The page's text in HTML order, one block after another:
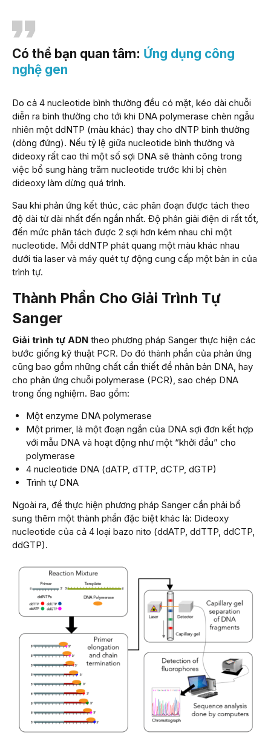
Có thể bạn quan tâm: Ứng dụng công
nghệ gen
Do cả 4 nucleotide bình thường đều có mặt, kéo dài chuỗi
diễn ra bình thường cho tới khi DNA polymerase chèn ngẫu
nhiên một ddNTP (màu khác) thay cho dNTP bình thường
(dòng đứng). Nếu tỷ lệ giữa nucleotide bình thường và
dideoxy rất cao thì một số sợi DNA sẽ thành công trong
việc bổ sung hàng trăm nucleotide trước khi bị chèn
dideoxy làm dừng quá trình.
Sau khi phản ứng kết thúc, các phân đoạn được tách theo
độ dài từ dài nhất đến ngắn nhất. Độ phân giải điện di rất tốt,
đến mức phân tách được 2 sợi hơn kém nhau chỉ một
nucleotide. Mỗi ddNTP phát quang một màu khác nhau
dưới tia laser và máy quét tự động cung cấp một bản in của
trình tự.
Thành Phần Cho Giải Trình Tự
Sanger
Giải trình tự ADN theo phương pháp Sanger thực hiện các
bước giống kỹ thuật PCR. Do đó thành phần của phản ứng
cũng bao gồm những chất cần thiết để nhân bản DNA, hay
cho phản ứng chuỗi polymerase (PCR), sao chép DNA
trong ống nghiệm. Bao gồm:
Một enzyme DNA polymerase
Một primer, là một đoạn ngắn của DNA sợi đơn kết hợp
với mẫu DNA và hoạt động như một “khởi đầu” cho
polymerase
4 nucleotide DNA (dATP, dTTP, dCTP, dGTP)
Trình tự DNA
Ngoài ra, để thực hiện phương pháp Sanger cần phải bổ
sung thêm một thành phần đặc biệt khác là: Dideoxy
nucleotide của cả 4 loại bazo nito (ddATP, ddTTP, ddCTP,
ddGTP).